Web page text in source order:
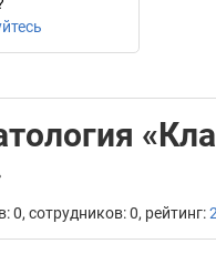
0, сотрудников: 0, рейтинг: